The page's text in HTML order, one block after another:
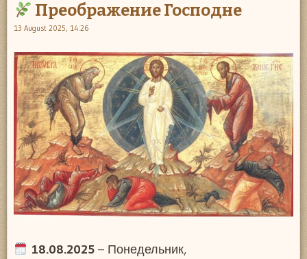
Преображение Господне
13 August 2025, 14:26
18.08.2025– Понедельник,